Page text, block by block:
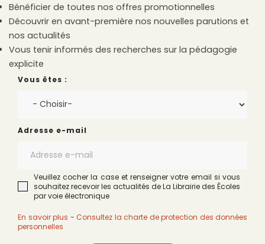
Bénéficier de toutes nos offres promotionnelles
Découvrir en avant-première nos nouvelles parutions et
nos actualités
Vous tenir informés des recherches sur la pédagogie
explicite
Vous êtes :
Adresse e-mail
Veuillez cocher la case et renseigner votre email si vous
souhaitez recevoir les actualités de La Librairie des Écoles
par voie électronique
En savoir plus - Consultez la charte de protection des données
personnelles